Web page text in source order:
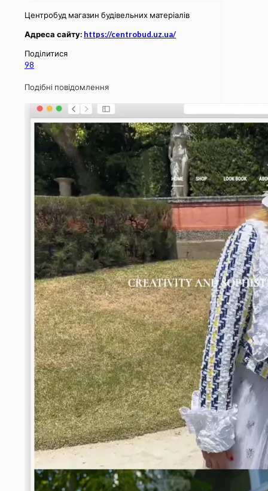
Центробуд магазин будівельних матеріалів
Адреса сайту: https://centrobud.uz.ua/
Поділитися
98
Подібні повідомлення